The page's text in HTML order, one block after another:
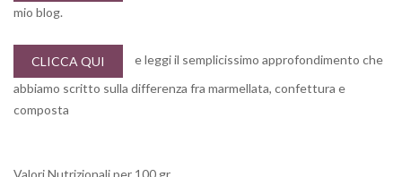
mio blog.
CLICCA QUI
e leggi il semplicissimo approfondimento che
abbiamo scritto sulla differenza fra marmellata, confettura e
composta